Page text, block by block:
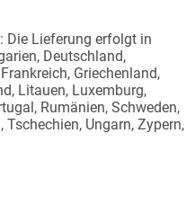
Die Lieferung erfolgt in
Deutschland,
Griechenland,
Litauen, Luxemburg,
Rumänien, Schweden,
Ungarn, Zypern,